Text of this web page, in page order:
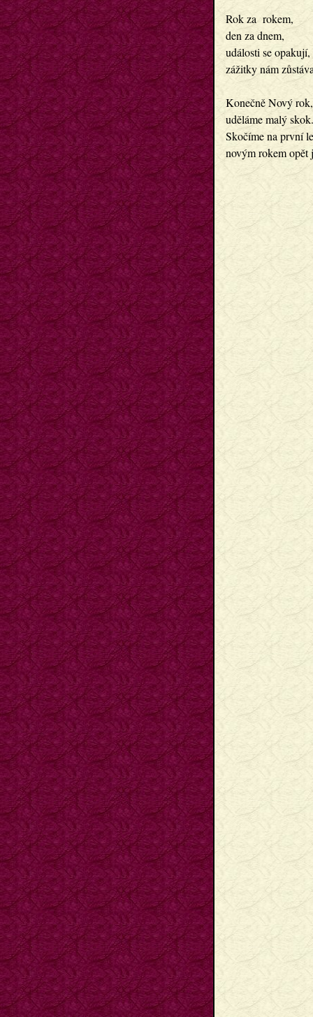
Rok za  rokem,
den za dnem,
události se opakují,
zážitky nám
Konečně Nový rok,
uděláme malý
Skočíme na první